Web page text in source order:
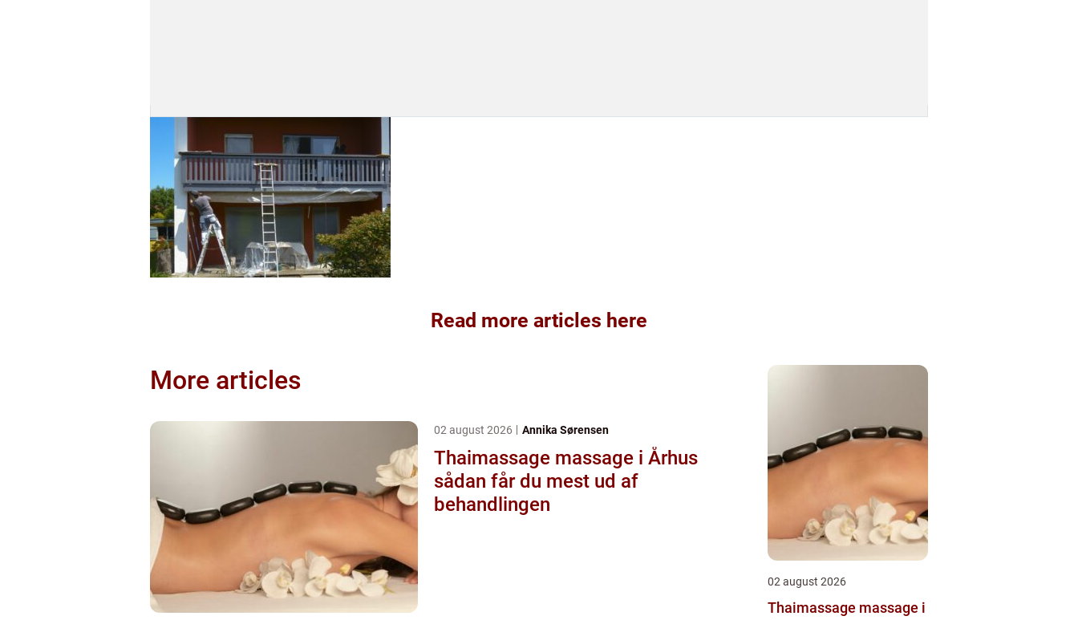
Read more articles here
More articles
02 august 2026 Annika Sørensen
Thaimassage massage i Århus
sådan får du mest ud af
behandlingen
02 august 2026
Thaimassage massage i